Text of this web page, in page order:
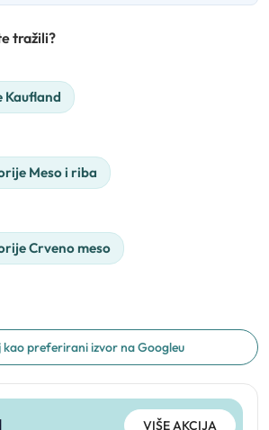
tražili?
Kaufland
Meso i riba
Crveno meso
kao preferirani izvor na Googleu
VIŠE AKCIJA